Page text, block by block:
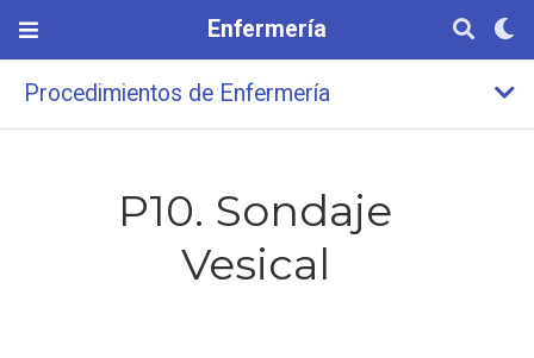
Enfermería
Procedimientos de Enfermería
P10. Sondaje
Vesical